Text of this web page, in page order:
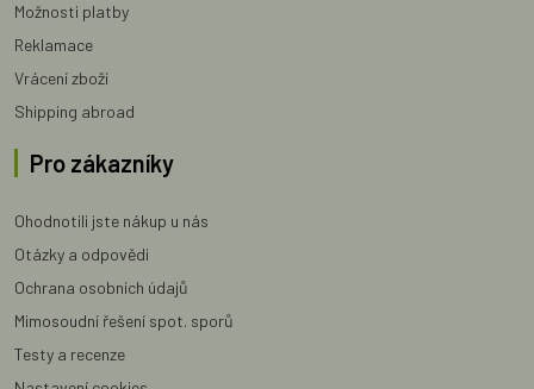
Možnosti platby
Reklamace
Vrácení zboží
Shipping abroad
Pro zákazníky
Ohodnotili jste nákup u nás
Otázky a odpovědi
Ochrana osobních údajů
Mimosoudní řešení spot. sporů
Testy a recenze